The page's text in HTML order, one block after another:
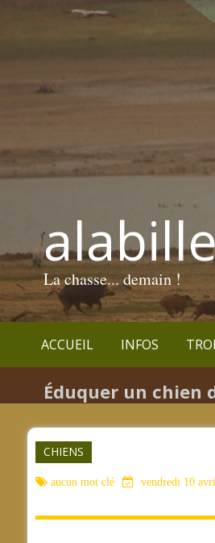
La chasse... demain !
ACCUEIL INFOS
Éduquer un chien
CHIENS
aucun mot clé vendredi 10